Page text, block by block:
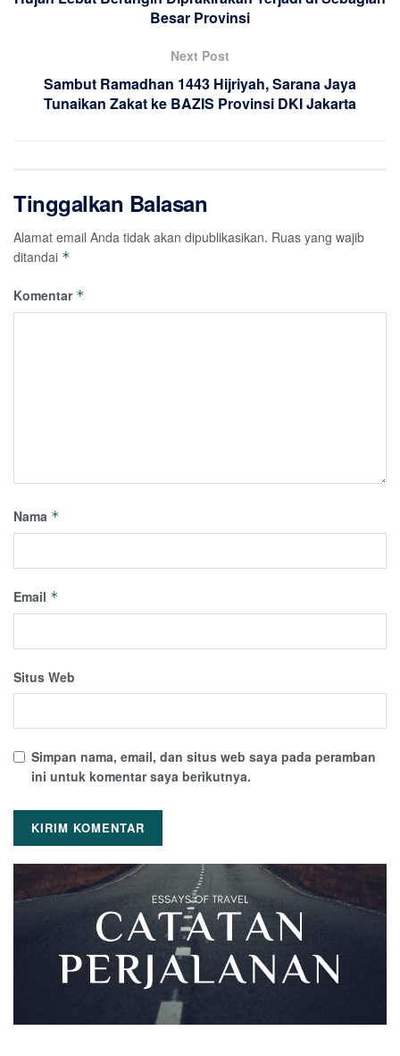
Besar Provinsi
Next Post
Sambut Ramadhan 1443 Hijriyah, Sarana Jaya
Tunaikan Zakat ke BAZIS Provinsi DKI Jakarta
Tinggalkan Balasan
Alamat email Anda tidak akan dipublikasikan. Ruas yang wajib
ditandai *
Komentar *
Nama *
Email *
Situs Web
Simpan nama, email, dan situs web saya pada peramban
ini untuk komentar saya berikutnya.